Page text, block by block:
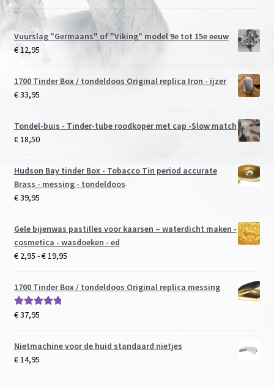
Vuurslag "Germaans" of "Viking" model 9e tot 15e eeuw
€12,95
1700 Tinder Box / tondeldoos Original replica Iron - ijzer
€33,95
Tondel-buis - Tinder-tube roodkoper met cap -Slow match
€18,50
Hudson Bay tinder Box - Tobacco Tin period accurate
Brass - messing - tondeldoos
€39,95
Gele bijenwas pastilles voor kaarsen – waterdicht maken -
cosmetica - wasdoeken - ed
€2,95 -€19,95Prijsklasse:
1700 Tinder Box / tondeldoos Original replica messing
Gewaardeerd
€37,95
Nietmachine voor de huid standaard nietjes
€14,95